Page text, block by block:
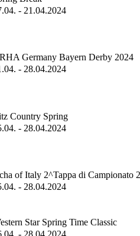
- 21.04.2024
Germany Bayern Derby 2024
- 28.04.2024
Country Spring
- 28.04.2024
of Italy 2^Tappa di Campionato
- 28.04.2024
Star Spring Time Classic
- 28.04.2024